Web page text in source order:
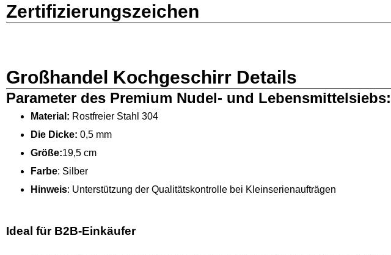
Zertifizierungszeichen
Großhandel Kochgeschirr Details
Parameter des Premium Nudel- und Lebensmittelsiebs:
Material: Rostfreier Stahl 304
Die Dicke: 0,5 mm
Größe:19,5 cm
Farbe: Silber
Hinweis: Unterstützung der Qualitätskontrolle bei Kleinserienaufträgen
Ideal für B2B-Einkäufer